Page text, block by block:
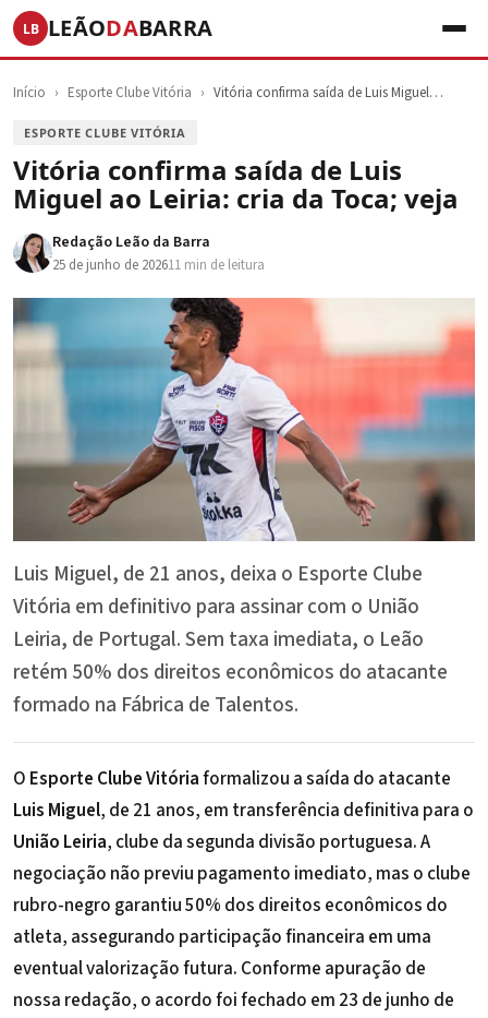
LB LEÃODABARRA
Início › Esporte Clube Vitória › Vitória confirma saída de Luis Miguel…
ESPORTE CLUBE VITÓRIA
Vitória confirma saída de Luis
Miguel ao Leiria: cria da Toca; veja
Redação Leão da Barra
25 de junho de 202611 min de leitura
Luis Miguel, de 21 anos, deixa o Esporte Clube
Vitória em definitivo para assinar com o União
Leiria, de Portugal. Sem taxa imediata, o Leão
retém 50% dos direitos econômicos do atacante
formado na Fábrica de Talentos.
O Esporte Clube Vitóriaformalizou a saída do atacante
Luis Miguel, de 21 anos, em transferência definitiva para o
União Leiria, clube da segunda divisão portuguesa. A
negociação não previu pagamento imediato, mas o clube
rubro-negro garantiu 50% dos direitos econômicos do
atleta, assegurando participação financeira em uma
eventual valorização futura. Conforme apuração de
nossa redação, o acordo foi fechado em 23 de junho de